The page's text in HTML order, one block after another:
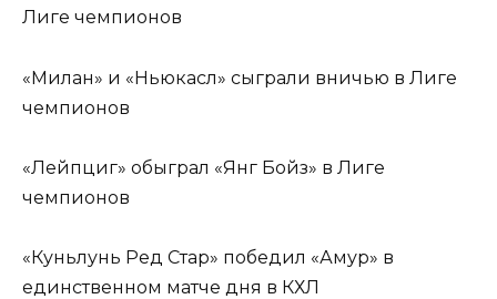
Лиге чемпионов
«Милан» и «Ньюкасл» сыграли вничью в Лиге
чемпионов
«Лейпциг» обыграл «Янг Бойз» в Лиге
чемпионов
«Куньлунь Ред Стар» победил «Амур» в
единственном матче дня в КХЛ